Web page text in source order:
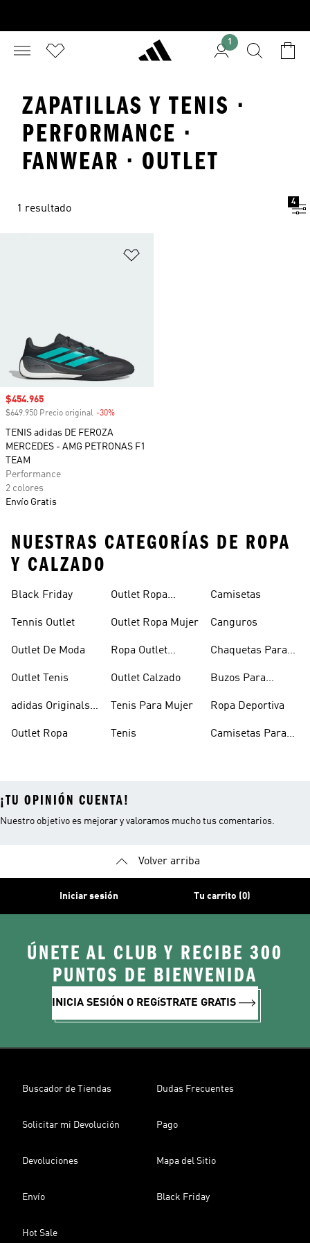
1
ZAPATILLAS Y TENIS ·
PERFORMANCE ·
FANWEAR · OUTLET
1 resultado
4
Precio de venta
$454.965
$649.950 Precio original -30%
TENIS adidas DE FEROZA
MERCEDES - AMG PETRONAS F1
TEAM
Performance
2 colores
Envío Gratis
NUESTRAS CATEGORÍAS DE ROPA
Y CALZADO
Black Friday
Tennis Outlet
Outlet De Moda
Outlet Tenis
adidas Originals
Outlet Ropa
Outlet Ropa
Outlet Ropa Mujer
Ropa Outlet
Outlet Calzado
Tenis Para Mujer
Tenis
Camisetas
Canguros
Chaquetas Para
Buzos Para
Ropa Deportiva
Camisetas Para
¡TU OPINIÓN CUENTA!
Nuestro objetivo es mejorar y valoramos mucho tus comentarios.
Volver arriba
Iniciar sesión Tu carrito (0)
ÚNETE AL CLUB Y RECIBE 300
PUNTOS DE BIENVENIDA
INICIA SESIÓN O REGíSTRATE GRATIS
Buscador de Tiendas Dudas Frecuentes
Solicitar mi Devolución Pago
Devoluciones Mapa del Sitio
Envío Black Friday
Hot Sale